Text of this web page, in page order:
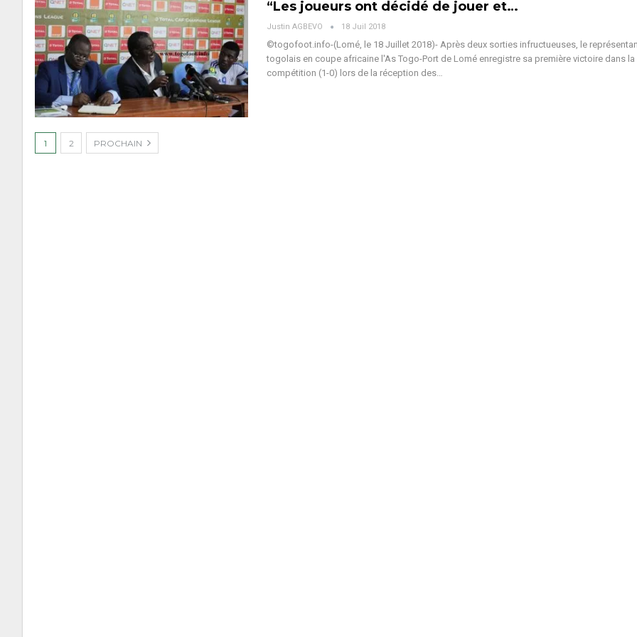
“Les joueurs ont décidé de jouer et…
Justin AGBEVO 18 Juil 2018
©togofoot.info-(Lomé, le 18 Juillet 2018)- Après deux sorties infructueuses, le
togolais en coupe africaine l'As Togo-Port de Lomé enregistre sa première victoire dans la
compétition (1-0) lors de la réception des…
1 2 PROCHAIN